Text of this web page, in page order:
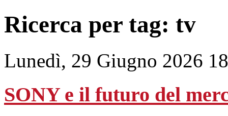
Ricerca per tag: tv
Lunedì, 29 Giugno 2026
SONY e il futuro del